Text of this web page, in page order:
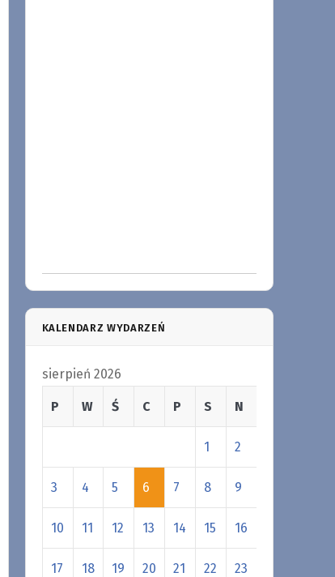
KALENDARZ WYDARZEŃ
sierpień 2026
P W Ś C P S N
1 2
3 4 5 6 7 8 9
10 11 12 13 14 15 16
17 18 19 20 21 22 23